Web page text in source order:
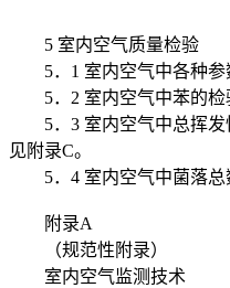
5 室内空气质量检验
5．1 室内空气中各种参
5．2 室内空气中苯的检
5．3 室内空气中总挥发
见附录C。
5．4 室内空气中菌落总
附录A
（规范性附录）
室内空气监测技术